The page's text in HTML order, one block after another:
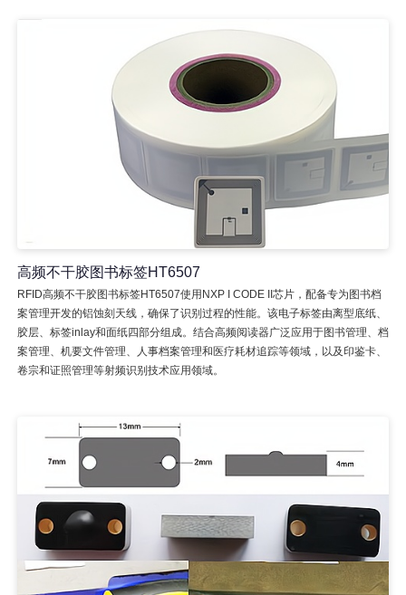
高频不干胶图书标签HT6507
RFID高频不干胶图书标签HT6507使用NXP I CODE II芯片，配备专为图书档
案管理开发的铝蚀刻天线，确保了识别过程的性能。该电子标签由离型底纸、
胶层、标签inlay和面纸四部分组成。结合高频阅读器广泛应用于图书管理、档
案管理、机要文件管理、人事档案管理和医疗耗材追踪等领域，以及印鉴卡、
卷宗和证照管理等射频识别技术应用领域。